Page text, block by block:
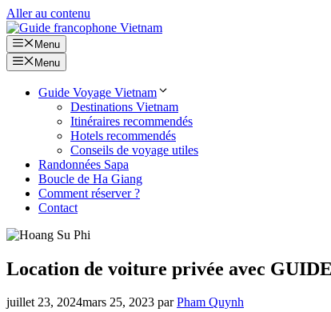
Aller au contenu
Menu
Menu
Guide Voyage Vietnam
Destinations Vietnam
Itinéraires recommendés
Hotels recommendés
Conseils de voyage utiles
Randonnées Sapa
Boucle de Ha Giang
Comment réserver ?
Contact
Location de voiture privée avec
juillet 23, 2024mars 25, 2023 parPham Quynh